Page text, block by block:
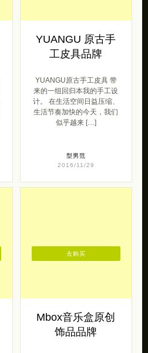
YUANGU 原古手
工皮具品牌
YUANGU原古手工皮具 带
来的一组回归本我的手工设
计。 在生活空间日益压缩、
生活节奏加快的今天，我们
似乎越来 […]
型男范
2016/11/29
Mbox音乐盒原创
饰品品牌
去购买